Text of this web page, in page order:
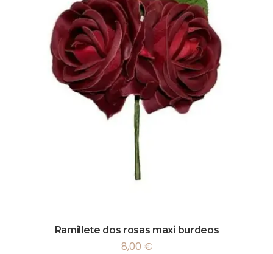
Ramillete dos rosas maxi burdeos
8,00 €